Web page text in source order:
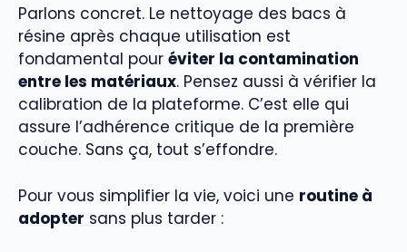
Parlons concret. Le nettoyage des bacs à
résine après chaque utilisation est
fondamental pour éviter la contamination
entre les matériaux. Pensez aussi à vérifier la
calibration de la plateforme. C’est elle qui
assure l’adhérence critique de la première
couche. Sans ça, tout s’effondre.
Pour vous simplifier la vie, voici une routine à
adopter sans plus tarder :